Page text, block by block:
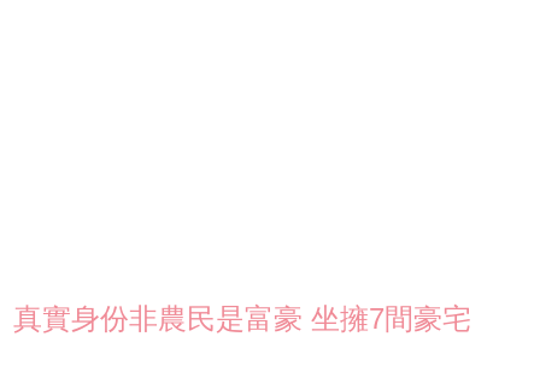
真實身份非農民是富豪 坐擁7間豪宅